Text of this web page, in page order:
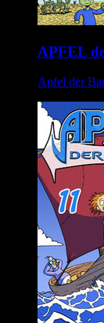
APFEL
Apfel der